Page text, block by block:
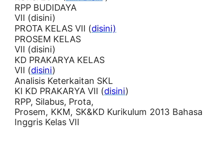
RPP BUDIDAYA
VII (disini)
PROTA KELAS VII (disini)
PROSEM KELAS
VII (disini)
KD PRAKARYA KELAS
VII (disini)
Analisis Keterkaitan SKL
KI KD PRAKARYA VII (disini)
RPP, Silabus, Prota,
Prosem, KKM, SK&KD Kurikulum 2013 Bahasa
Inggris Kelas VII